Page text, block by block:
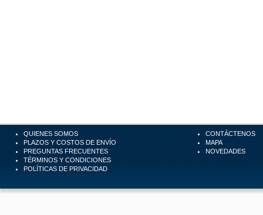
QUIENES SOMOS
PLAZOS Y COSTOS DE ENVÍO
PREGUNTAS FRECUENTES
TÉRMINOS Y CONDICIONES
POLÍTICAS DE PRIVACIDAD
CONTÁCTENOS
MAPA
NOVEDADES